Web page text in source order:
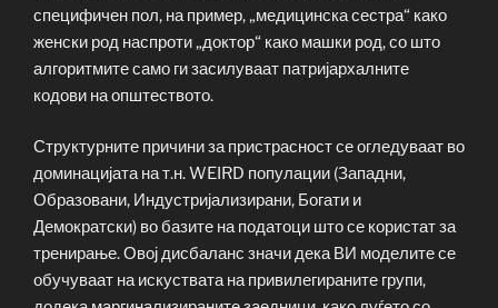
специфичен пол, на пример, „медицинска сестра“ како
женски род наспроти „доктор“ како машки род, со што
алгоритмите само ги засилуваат патријархалните
кодови на општеството.
Структурните причини за пристрасност се огледуваат во
доминацијата на т.н. WEIRD популации (Западни,
Образовани, Индустријализирани, Богати и
Демократски) во базите на податоци што се користат за
тренирање. Овој дисбаланс значи дека ВИ моделите се
обучуваат на искуствата на привилегираните групи,